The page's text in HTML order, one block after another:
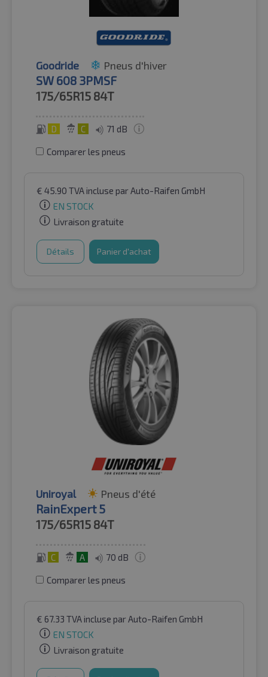
Goodride Pneus d'hiver
SW 608 3PMSF
175/65R15 84T
D C 71 dB
Comparer les pneus
€ 45.90 TVA incluse par Auto-Raifen GmbH
EN STOCK
Livraison gratuite
Détails Panier d'achat
Uniroyal Pneus d'été
RainExpert 5
175/65R15 84T
C A 70 dB
Comparer les pneus
€ 67.33 TVA incluse par Auto-Raifen GmbH
EN STOCK
Livraison gratuite